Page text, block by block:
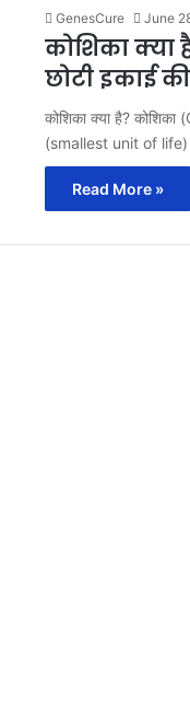
GenesCure June
कोशिका क्या
छोटी इकाई
कोशिका क्या है? कोशिका
(smallest unit of life)
Read More »